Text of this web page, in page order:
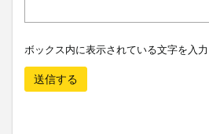
ボックス内に表示されている文字を入力
送信する